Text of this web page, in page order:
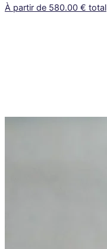
À partir de 580.00 € total